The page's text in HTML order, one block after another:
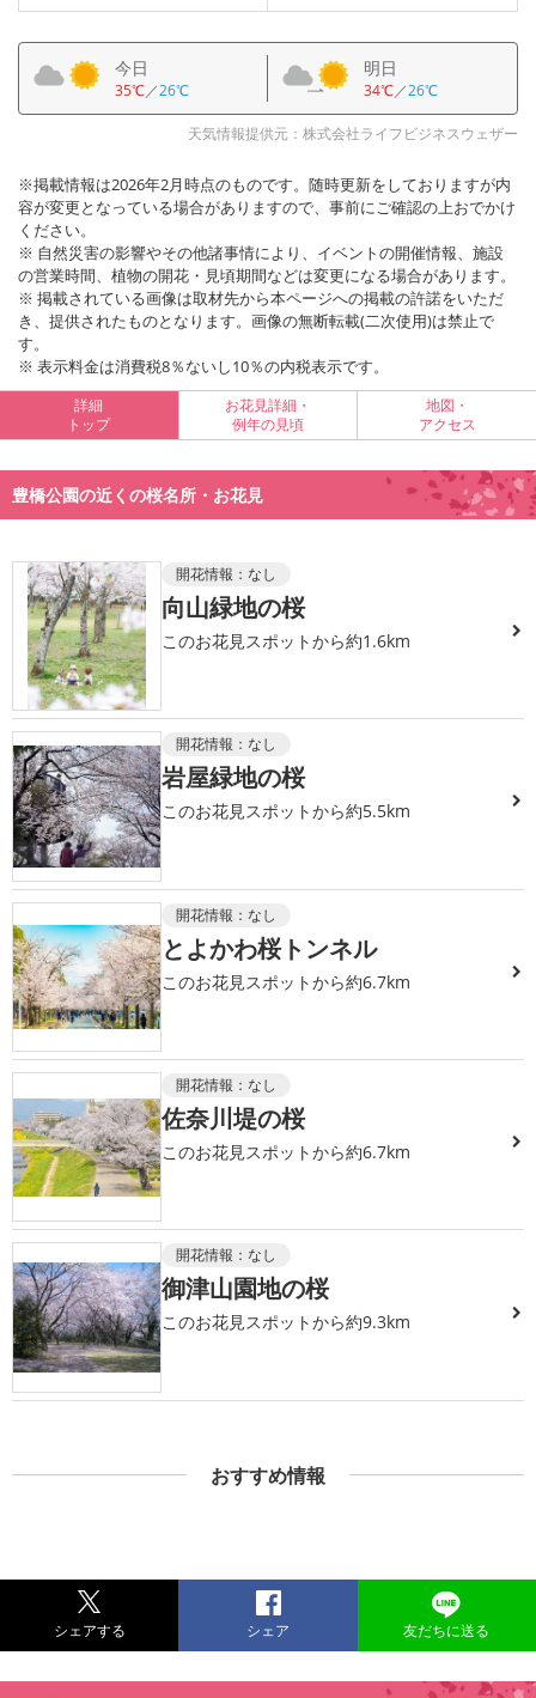
今日
35℃／26℃
明日
34℃／26℃
天気情報提供元：株式会社ライフビジネスウェザー
※掲載情報は2026年2月時点のものです。随時更新をしておりますが内
容が変更となっている場合がありますので、事前にご確認の上おでかけ
ください。
※ 自然災害の影響やその他諸事情により、イベントの開催情報、施設
の営業時間、植物の開花・見頃期間などは変更になる場合があります。
※ 掲載されている画像は取材先から本ページへの掲載の許諾をいただ
き、提供されたものとなります。画像の無断転載(二次使用)は禁止で
す。
※ 表示料金は消費税8％ないし10％の内税表示です。
詳細
トップ
お花見詳細・
例年の見頃
地図・
アクセス
豊橋公園の近くの桜名所・お花見
開花情報： なし
向山緑地の桜
このお花見スポットから約1.6km
開花情報： なし
岩屋緑地の桜
このお花見スポットから約5.5km
開花情報： なし
とよかわ桜トンネル
このお花見スポットから約6.7km
開花情報： なし
佐奈川堤の桜
このお花見スポットから約6.7km
開花情報： なし
御津山園地の桜
このお花見スポットから約9.3km
おすすめ情報
シェアする シェア 友だちに送る